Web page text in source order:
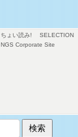
ちょい読み! SELECTION
NGS Corporate Site